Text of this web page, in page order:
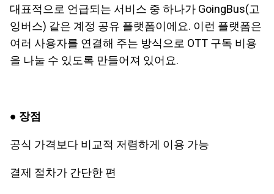
대표적으로 언급되는 서비스 중 하나가 GoingBus(고
잉버스) 같은 계정 공유 플랫폼이에요. 이런 플랫폼은
여러 사용자를 연결해 주는 방식으로 OTT 구독 비용
을 나눌 수 있도록 만들어져 있어요.
● 장점
공식 가격보다 비교적 저렴하게 이용 가능
결제 절차가 간단한 편